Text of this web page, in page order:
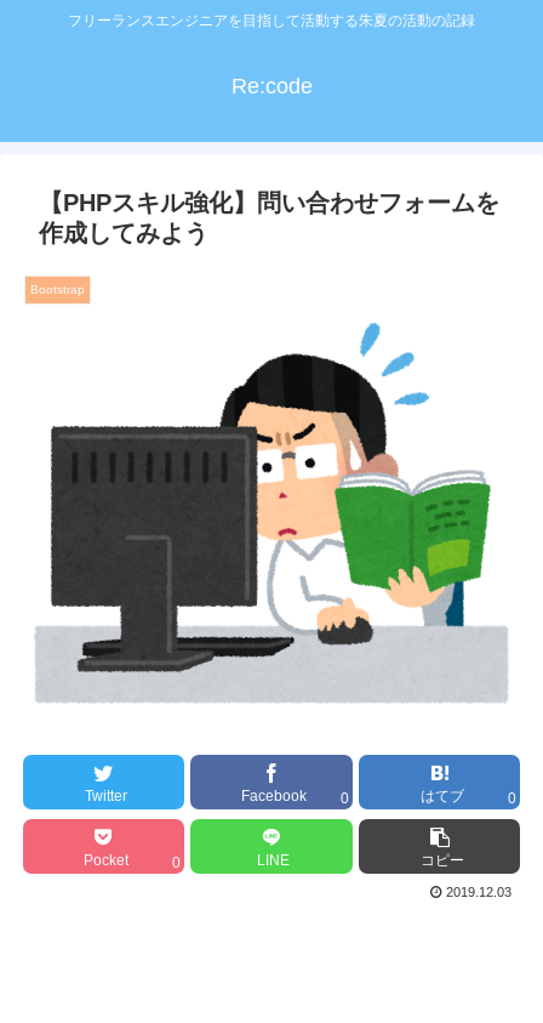
フリーランスエンジニアを目指して活動する朱夏の活動の記録
Re:code
【PHPスキル強化】問い合わせフォームを
作成してみよう
Bootstrap
Twitter Facebook 0 はてブ 0
Pocket 0 LINE コピー
2019.12.03